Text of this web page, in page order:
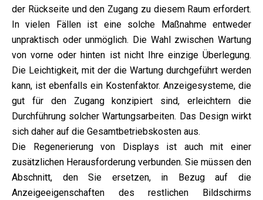
der Rückseite und den Zugang zu diesem Raum erfordert.
In vielen Fällen ist eine solche Maßnahme entweder
unpraktisch oder unmöglich. Die Wahl zwischen Wartung
von vorne oder hinten ist nicht Ihre einzige Überlegung.
Die Leichtigkeit, mit der die Wartung durchgeführt werden
kann, ist ebenfalls ein Kostenfaktor. Anzeigesysteme, die
gut für den Zugang konzipiert sind, erleichtern die
Durchführung solcher Wartungsarbeiten. Das Design wirkt
sich daher auf die Gesamtbetriebskosten aus.
Die Regenerierung von Displays ist auch mit einer
zusätzlichen Herausforderung verbunden. Sie müssen den
Abschnitt, den Sie ersetzen, in Bezug auf die
Anzeigeeigenschaften des restlichen Bildschirms